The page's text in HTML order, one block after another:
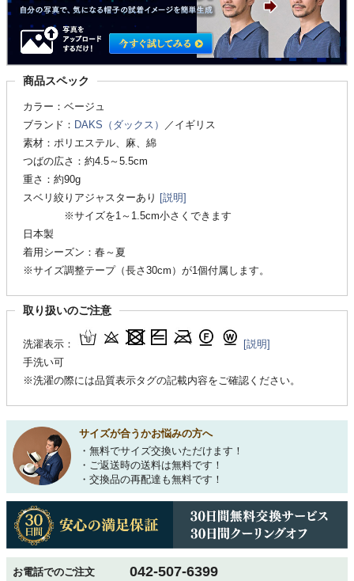
商品スペック
カラー：ベージュ
ブランド： DAKS（ダックス）
／イギリス
素材：ポリエステル、麻、綿
つばの広さ：約4.5～5.5cm
重さ：約90g
スベリ絞りアジャスターあり [説明]
※サイズを1～1.5cm小さくできます
日本製
着用シーズン：春～夏
※サイズ調整テープ（長さ30cm）が1個付属します。
取り扱いのご注意
洗濯表示：
[説明]
手洗い可
※洗濯の際には品質表示タグの記載内容をご確認ください。
サイズが合うかお悩みの方へ
・無料でサイズ交換いただけます！
・ご返送時の送料は無料です！
・交換品の再配達も無料です！
お電話でのご注文 042-507-6399